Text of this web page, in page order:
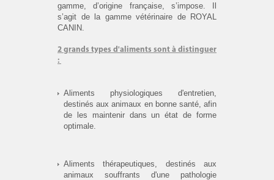
gamme, d’origine française, s’impose. Il
s’agit de la gamme vétérinaire de ROYAL
CANIN.
2 grands types d'aliments sont à distinguer
:
Aliments physiologiques d'entretien,
destinés aux animaux en bonne santé, afin
de les maintenir dans un état de forme
optimale.
Aliments thérapeutiques, destinés aux
animaux souffrants d'une pathologie